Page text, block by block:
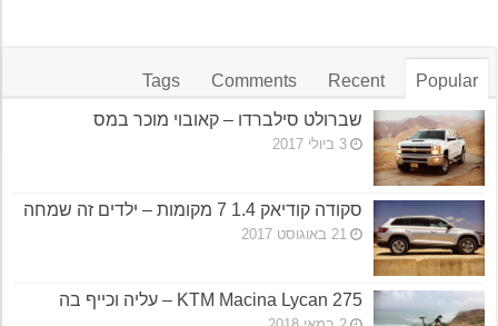
Popular
Recent
Comments
Tags
שברולט סילברדו – קאובוי מוכר במס
3 ביולי 2017
סקודה קודיאק 1.4 7 מקומות – ילדים זה שמחה
21 באוגוסט 2017
KTM Macina Lycan 275 – עליה וכייף בה